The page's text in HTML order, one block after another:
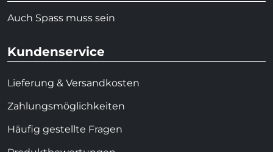
Auch Spass muss sein
Kundenservice
Lieferung & Versandkosten
Zahlungsmöglichkeiten
Häufig gestellte Fragen